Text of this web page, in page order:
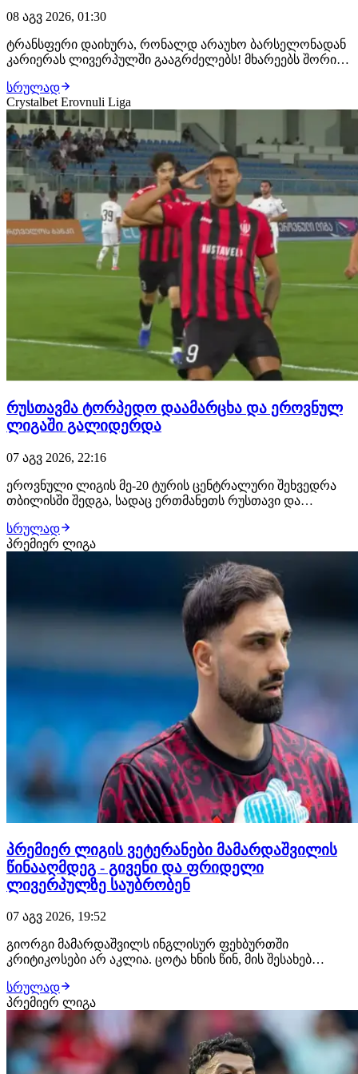
08 აგვ 2026, 01:30
ტრანსფერი დაიხურა, რონალდ არაუხო ბარსელონადან
კარიერას ლივერპულში გააგრძელებს! მხარეებს შორის
მცველს ახალ კლუბში უკვე ელოდებიან, სადაც
სამედიცინო შემოწმებას გაივლის და კონტრაქტს ხელს
მოაწერს. როგორც ცნობილი ხდება, მხარეებს შორის 1-
წლიან…
სრულად
Crystalbet Erovnuli Liga
რუსთავმა ტორპედო დაამარცხა და ეროვნულ
ლიგაში გალიდერდა
07 აგვ 2026, 22:16
ეროვნული ლიგის მე-20 ტურის ცენტრალური შეხვედრა
თბილისში შედგა, სადაც ერთმანეთს რუსთავი და
წუთზე რუსთაველები ლეგიონერმა ჟან სოუზა დე
ალმეიდამ დააწინაურა, მასპინძლებმა პირველი ტაიმი
ბოლომდე მიიყვანეს. იმერული კლუბი ვერც მეორე
სრულად
პრემიერ ლიგა
პრემიერ ლიგის ვეტერანები მამარდაშვილის
წინააღმდეგ - გივენი და ფრიდელი
ლივერპულზე საუბრობენ
07 აგვ 2026, 19:52
გიორგი მამარდაშვილს ინგლისურ ფეხბურთში
კრიტიკოსები არ აკლია. ცოტა ხნის წინ, მის შესახებ
ვეტერანი გოლკიპერი თანხმდება იმაზე, რომ ქართველი
კარის დარაჯი ლივერპულის ძირითადისთვის მზად არ
არის. "ჯერ კიდევ არ ვარ დარწმუნებული, რომ
ალისონის…
სრულად
პრემიერ ლიგა